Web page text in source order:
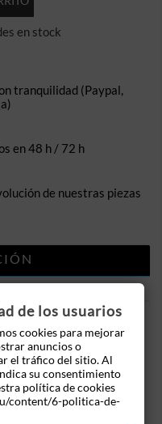
en stock
tranquilidad (Paypal,
en 48 h / 72 h
de nuestras piezas
de Cerradura puerta
E (W210) E 220 CDI
- Ref: 2027203535.
si tiene cualquier duda
de los usuarios
cookies para mejorar
anuncios o
el tráfico del sitio. Al
su consentimiento
política de cookies
content/6-politica-de-